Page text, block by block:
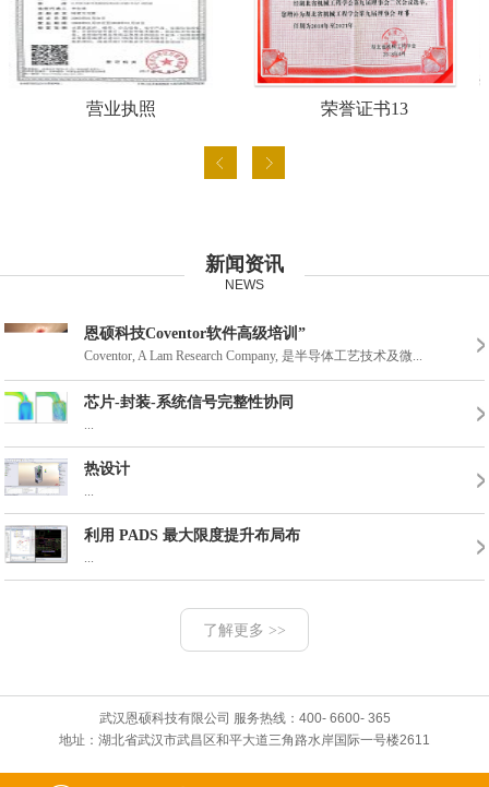
营业执照 荣誉证书13
2016年武汉威斯汀
新闻资讯
NEWS
恩硕科技Coventor软件高级培训”
Coventor, A Lam Research Company, 是半导体工艺技术及微...
芯片-封装-系统信号完整性协同
...
热设计
...
利用 PADS 最大限度提升布局布
...
了解更多 >>
武汉恩硕科技有限公司 服务热线：400- 6600- 365
地址：湖北省武汉市武昌区和平大道三角路水岸国际一号楼2611